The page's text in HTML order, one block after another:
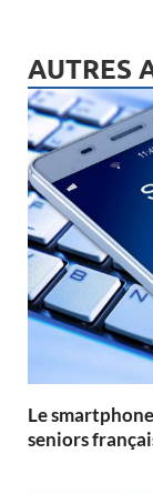
AUTRES
Le
seniors